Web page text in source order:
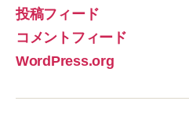
投稿フィード
コメントフィード
WordPress.org